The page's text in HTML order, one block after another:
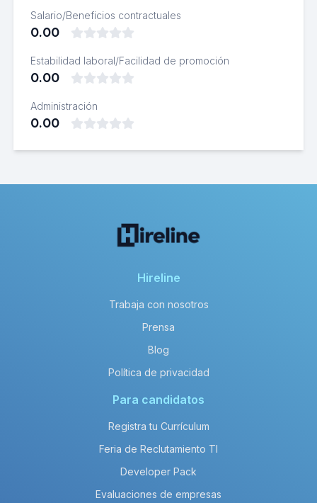
Salario/Beneficios contractuales
0.00
Estabilidad laboral/Facilidad de promoción
0.00
Administración
0.00
Hireline
Trabaja con nosotros
Prensa
Blog
Política de privacidad
Para candidatos
Registra tu Currículum
Feria de Reclutamiento TI
Developer Pack
Evaluaciones de empresas